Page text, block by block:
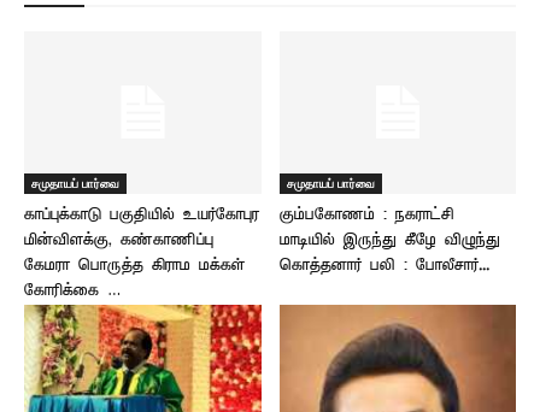
சமுதாயப் பார்வை
காப்புக்காடு பகுதியில் உயர்கோபுர
மின்விளக்கு, கண்காணிப்பு
கேமரா பொருத்த கிராம மக்கள்
கோரிக்கை …
சமுதாயப் பார்வை
கும்பகோணம் : நகராட்சி
மாடியில் இருந்து கீழே விழுந்து
கொத்தனார் பலி : போலீசார்...